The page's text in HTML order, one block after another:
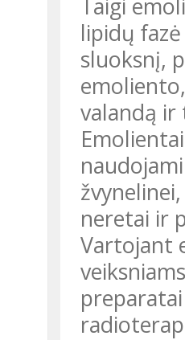
Taigi
lipidų
sluoksnį,
valandą ir
neretai ir
Vartojant